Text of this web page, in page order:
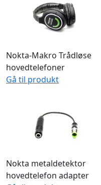
Nokta-Makro Trådløse
hovedtelefoner
Gå til produkt
Nokta metaldetektor
hovedtelefon adapter